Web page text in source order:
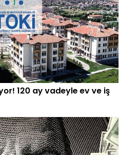
120 ay vadeyle ev ve iş